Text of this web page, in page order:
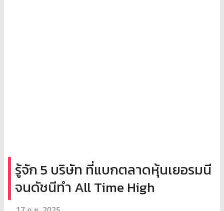
รู้จัก 5 บริษัท ที่แบกตลาดหุ้นเยอรมนี
จนดัชนีทำ All Time High